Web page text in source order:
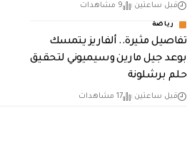
قبل ساعتين 9 مشاهدات
رياضة
تفاصيل مثيرة.. ألفاريز يتمسك
بوعد جيل مارين وسيميوني لتحقيق
حلم برشلونة
قبل ساعتين 17 مشاهدات